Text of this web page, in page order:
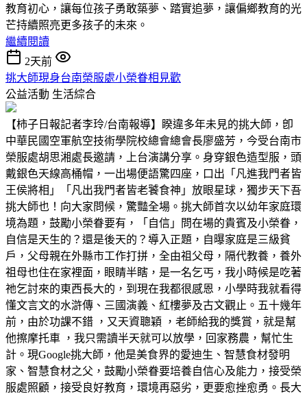
教育初心，讓每位孩子勇敢築夢、踏實追夢，讓偏鄉教育的光
芒持續照亮更多孩子的未來。
繼續閱讀
2天前
挑大師現身台南榮服處小榮眷相見歡
公益活動 生活綜合
【柿子日報記者李玲/台南報導】睽違多年未見的挑大師，卽
中華民國空軍航空技術學院校總會總會長廖盛芳，今受台南市
榮服處胡思湘處長邀請，上台演講分享。身穿銀色造型服，頭
戴銀色天線高桶帽，一出場便語驚四座，口出「凡進我門者皆
王侯將相」「凡出我門者皆老饕食神」放眼星球，獨步天下吾
挑大師也！向大家問候，驚豔全場。挑大師首次以幼年家庭環
境為題，鼓勵小榮眷要有，「自信」問在場的貴賓及小榮眷，
自信是天生的？還是後天的？導入正題，自曝家庭是三級貧
戶，父母親在外縣市工作打拼，全由祖父母，隔代教養，養外
祖母也住在家裡面，眼睛半瞎，是一名乞丐，我小時候是吃著
祂乞討來的東西長大的，到現在我都很感恩，小學時我就看得
懂文言文的水滸傳、三國演義、紅樓夢及古文觀止。五十幾年
前，由於功課不錯 ，又天資聰穎 ，老師給我的獎賞，就是幫
他擦摩托車 ，我只需讀半天就可以放學，回家務農，幫忙生
計。現Google挑大師，他是美食界的愛迪生、智慧食材發明
家、智慧食材之父，鼓勵小榮眷要培養自信心及能力，接受榮
服處照顧，接受良好教育，環境再惡劣，更要愈挫愈勇。長大